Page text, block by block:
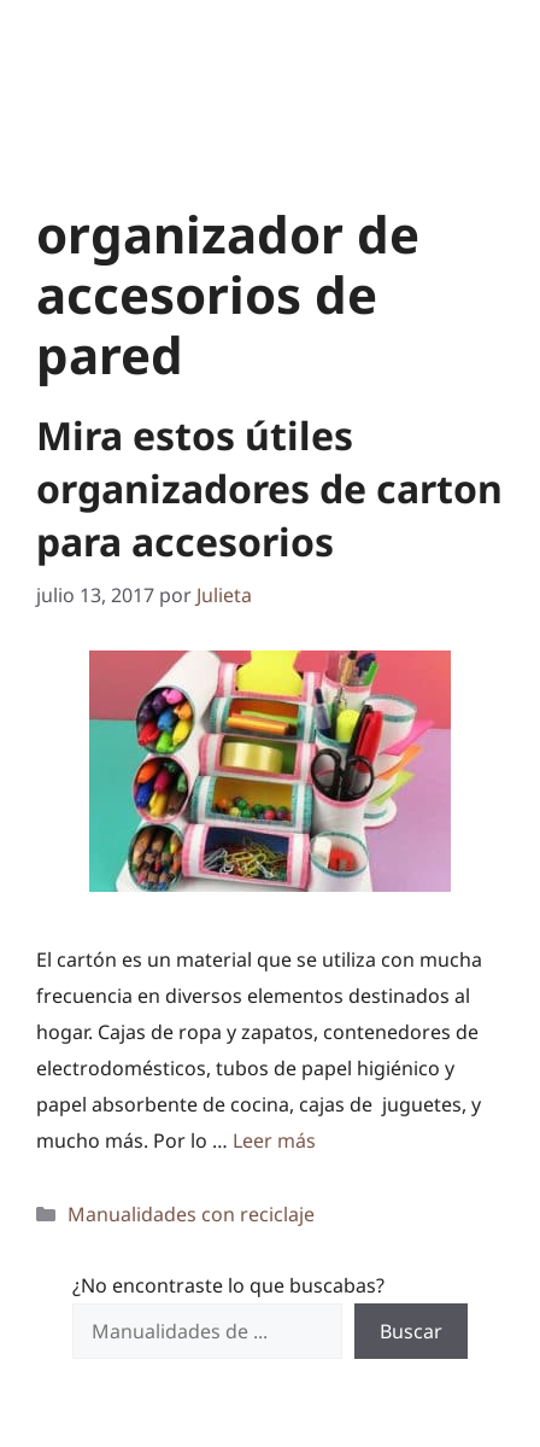
organizador de
accesorios de
pared
Mira estos útiles
organizadores de carton
para accesorios
julio 13, 2017 por Julieta
El cartón es un material que se utiliza con mucha
frecuencia en diversos elementos destinados al
hogar. Cajas de ropa y zapatos, contenedores de
electrodomésticos, tubos de papel higiénico y
papel absorbente de cocina, cajas de juguetes, y
mucho más. Por lo … Leer más
Categorías
Manualidades con reciclaje
¿No encontraste lo que buscabas?
Buscar